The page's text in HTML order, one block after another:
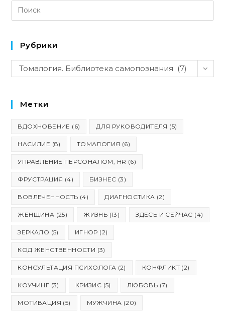
Рубрики
Рубрики
Томалогия. Библиотека самопознания (7)
Метки
ВДОХНОВЕНИЕ (6) ДЛЯ РУКОВОДИТЕЛЯ (5)
НАСИЛИЕ (8) ТОМАЛОГИЯ (6)
УПРАВЛЕНИЕ ПЕРСОНАЛОМ, HR (6)
ФРУСТРАЦИЯ (4) БИЗНЕС (3)
ВОВЛЕЧЕННОСТЬ (4) ДИАГНОСТИКА (2)
ЖЕНЩИНА (25) ЖИЗНЬ (13) ЗДЕСЬ И СЕЙЧАС (4)
ЗЕРКАЛО (5) ИГНОР (2)
КОД ЖЕНСТВЕННОСТИ (3)
КОНСУЛЬТАЦИЯ ПСИХОЛОГА (2) КОНФЛИКТ (2)
КОУЧИНГ (3) КРИЗИС (5) ЛЮБОВЬ (7)
МОТИВАЦИЯ (5) МУЖЧИНА (20)